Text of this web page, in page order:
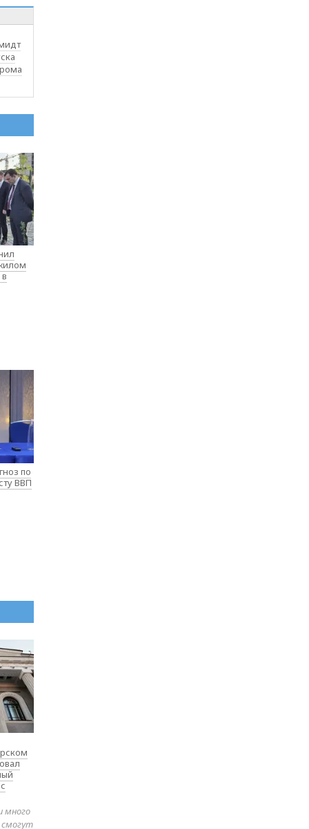
по
ВВП
много
смогут